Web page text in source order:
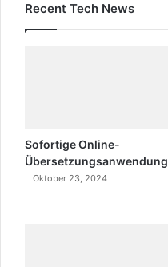
Recent Tech News
Sofortige Online-
Übersetzungsanwendung
Oktober 23, 2024